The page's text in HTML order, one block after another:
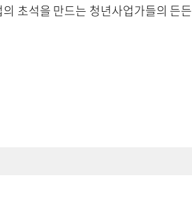
초석을 만드는 청년사업가들의 든든